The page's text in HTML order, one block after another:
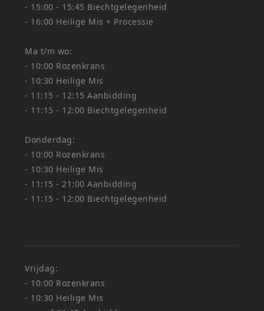
- 15:00 - 15:45 Biechtgelegenheid
- 16:00 Heilige Mis + Processie
Ma t/m wo:
- 10:00 Rozenkrans
- 10:30 Heilige Mis
- 11:15 - 12:15 Aanbidding
- 11:15 - 12:00 Biechtgelegenheid
Donderdag:
- 10:00 Rozenkrans
- 10:30 Heilige Mis
- 11:15 - 21:00 Aanbidding
- 11:15 - 12:00 Biechtgelegenheid
Vrijdag:
- 10:00 Rozenkrans
- 10:30 Heilige Mis